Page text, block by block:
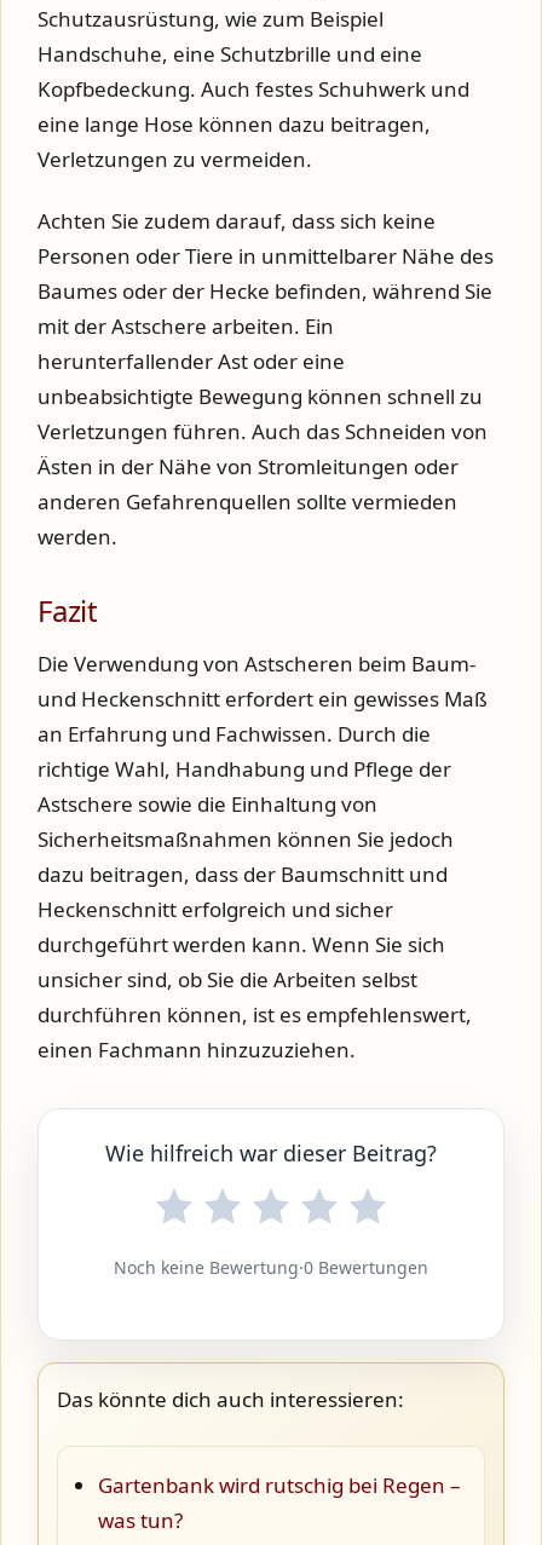
Schutzausrüstung, wie zum Beispiel
Handschuhe, eine Schutzbrille und eine
Kopfbedeckung. Auch festes Schuhwerk und
eine lange Hose können dazu beitragen,
Verletzungen zu vermeiden.
Achten Sie zudem darauf, dass sich keine
Personen oder Tiere in unmittelbarer Nähe des
Baumes oder der Hecke befinden, während Sie
mit der Astschere arbeiten. Ein
herunterfallender Ast oder eine
unbeabsichtigte Bewegung können schnell zu
Verletzungen führen. Auch das Schneiden von
Ästen in der Nähe von Stromleitungen oder
anderen Gefahrenquellen sollte vermieden
werden.
Fazit
Die Verwendung von Astscheren beim Baum-
und Heckenschnitt erfordert ein gewisses Maß
an Erfahrung und Fachwissen. Durch die
richtige Wahl, Handhabung und Pflege der
Astschere sowie die Einhaltung von
Sicherheitsmaßnahmen können Sie jedoch
dazu beitragen, dass der Baumschnitt und
Heckenschnitt erfolgreich und sicher
durchgeführt werden kann. Wenn Sie sich
unsicher sind, ob Sie die Arbeiten selbst
durchführen können, ist es empfehlenswert,
einen Fachmann hinzuzuziehen.
Wie hilfreich war dieser Beitrag?
Noch keine Bewertung·0 Bewertungen
Das könnte dich auch interessieren:
Gartenbank wird rutschig bei Regen –
was tun?